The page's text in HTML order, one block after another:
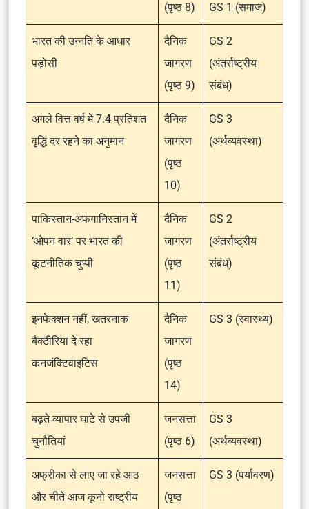
(पृष्ठ 8)
GS 1 (समाज)
भारत की उन्नति के आधार
पड़ोसी
दैनिक
जागरण
(पृष्ठ 9)
GS 2
(अंतर्राष्ट्रीय
संबंध)
अगले वित्त वर्ष में 7.4 प्रतिशत
वृद्धि दर रहने का अनुमान
दैनिक
जागरण
(पृष्ठ
10)
GS 3
(अर्थव्यवस्था)
पाकिस्तान-अफगानिस्तान में
‘ओपन वार’ पर भारत की
कूटनीतिक चुप्पी
दैनिक
जागरण
(पृष्ठ
11)
GS 2
(अंतर्राष्ट्रीय
संबंध)
इनफेक्शन नहीं, खतरनाक
बैक्टीरिया दे रहा
कनजंक्टिवाइटिस
दैनिक
जागरण
(पृष्ठ
14)
GS 3 (स्वास्थ्य)
बढ़ते व्यापार घाटे से उपजी
चुनौतियां
जनसत्ता
(पृष्ठ 6)
GS 3
(अर्थव्यवस्था)
अफ्रीका से लाए जा रहे आठ
और चीते आज कूनो राष्ट्रीय
जनसत्ता
(पृष्ठ
GS 3 (पर्यावरण)